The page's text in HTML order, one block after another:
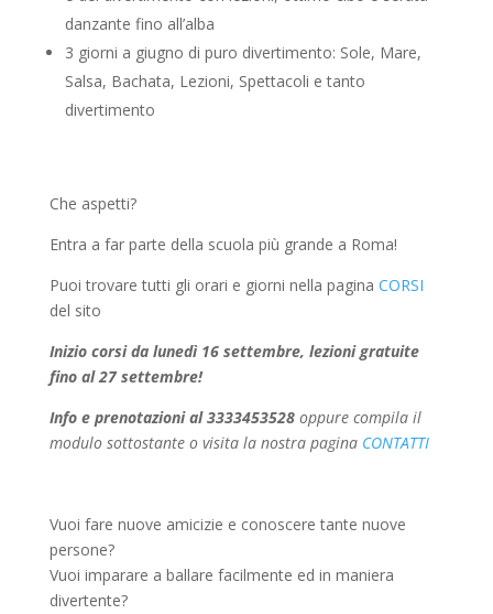
danzante fino all’alba
3 giorni a giugno di puro divertimento: Sole, Mare,
Salsa, Bachata, Lezioni, Spettacoli e tanto
divertimento
Che aspetti?
Entra a far parte della scuola più grande a Roma!
Puoi trovare tutti gli orari e giorni nella pagina CORSI
del sito
Inizio corsi da lunedì 16 settembre, lezioni gratuite
fino al 27 settembre!
Info e prenotazioni al 3333453528oppure compila il
modulo sottostante o visita la nostra pagina CONTATTI
Vuoi fare nuove amicizie e conoscere tante nuove
persone?
Vuoi imparare a ballare facilmente ed in maniera
divertente?